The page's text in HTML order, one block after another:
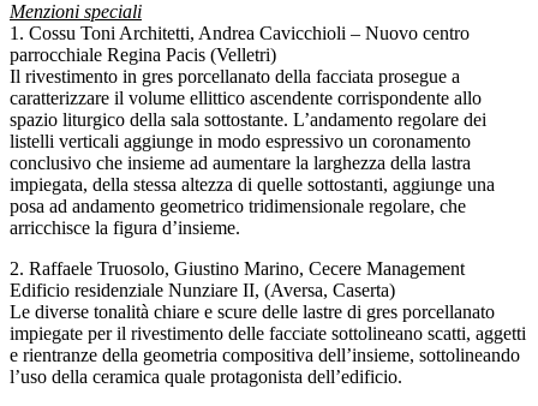
Menzioni speciali
1. Cossu Toni Architetti, Andrea Cavicchioli – Nuovo centro
parrocchiale Regina Pacis (Velletri)
Il rivestimento in gres porcellanato della facciata prosegue a
caratterizzare il volume ellittico ascendente corrispondente allo
spazio liturgico della sala sottostante. L’andamento regolare dei
listelli verticali aggiunge in modo espressivo un coronamento
conclusivo che insieme ad aumentare la larghezza della lastra
impiegata, della stessa altezza di quelle sottostanti, aggiunge una
posa ad andamento geometrico tridimensionale regolare, che
arricchisce la figura d’insieme.
2. Raffaele Truosolo, Giustino Marino, Cecere Management
Edificio residenziale Nunziare II, (Aversa, Caserta)
Le diverse tonalità chiare e scure delle lastre di gres porcellanato
impiegate per il rivestimento delle facciate sottolineano scatti, aggetti
e rientranze della geometria compositiva dell’insieme, sottolineando
l’uso della ceramica quale protagonista dell’edificio.